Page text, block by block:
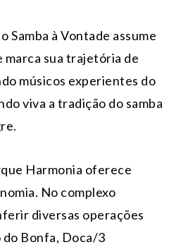
Samba à Vontade assume
marca sua trajetória de
músicos experientes do
viva a tradição do samba
Harmonia oferece
No complexo
diversas operações
do Bonfa, Doca/3